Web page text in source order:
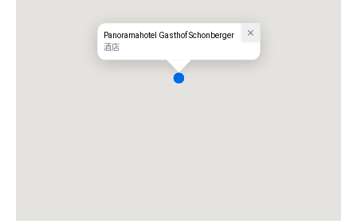
Panoramahotel Gasthof Schonberger
酒店